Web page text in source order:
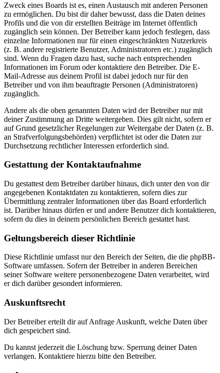
Zweck eines Boards ist es, einen Austausch mit anderen Personen
zu ermöglichen. Du bist dir daher bewusst, dass die Daten deines
Profils und die von dir erstellten Beiträge im Internet öffentlich
zugänglich sein können. Der Betreiber kann jedoch festlegen, dass
einzelne Informationen nur für einen eingeschränkten Nutzerkreis
(z. B. andere registrierte Benutzer, Administratoren etc.) zugänglich
sind. Wenn du Fragen dazu hast, suche nach entsprechenden
Informationen im Forum oder kontaktiere den Betreiber. Die E-
Mail-Adresse aus deinem Profil ist dabei jedoch nur für den
Betreiber und von ihm beauftragte Personen (Administratoren)
zugänglich.
Andere als die oben genannten Daten wird der Betreiber nur mit
deiner Zustimmung an Dritte weitergeben. Dies gilt nicht, sofern er
auf Grund gesetzlicher Regelungen zur Weitergabe der Daten (z. B.
an Strafverfolgungsbehörden) verpflichtet ist oder die Daten zur
Durchsetzung rechtlicher Interessen erforderlich sind.
Gestattung der Kontaktaufnahme
Du gestattest dem Betreiber darüber hinaus, dich unter den von dir
angegebenen Kontaktdaten zu kontaktieren, sofern dies zur
Übermittlung zentraler Informationen über das Board erforderlich
ist. Darüber hinaus dürfen er und andere Benutzer dich kontaktieren,
sofern du dies in deinem persönlichen Bereich gestattet hast.
Geltungsbereich dieser Richtlinie
Diese Richtlinie umfasst nur den Bereich der Seiten, die die phpBB-
Software umfassen. Sofern der Betreiber in anderen Bereichen
seiner Software weitere personenbezogene Daten verarbeitet, wird
er dich darüber gesondert informieren.
Auskunftsrecht
Der Betreiber erteilt dir auf Anfrage Auskunft, welche Daten über
dich gespeichert sind.
Du kannst jederzeit die Löschung bzw. Sperrung deiner Daten
verlangen. Kontaktiere hierzu bitte den Betreiber.